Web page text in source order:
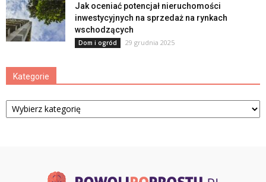
Jak oceniać potencjał nieruchomości
inwestycyjnych na sprzedaż na rynkach
wschodzących
Dom i ogród 29 grudnia 2025
Kategorie
Kategorie